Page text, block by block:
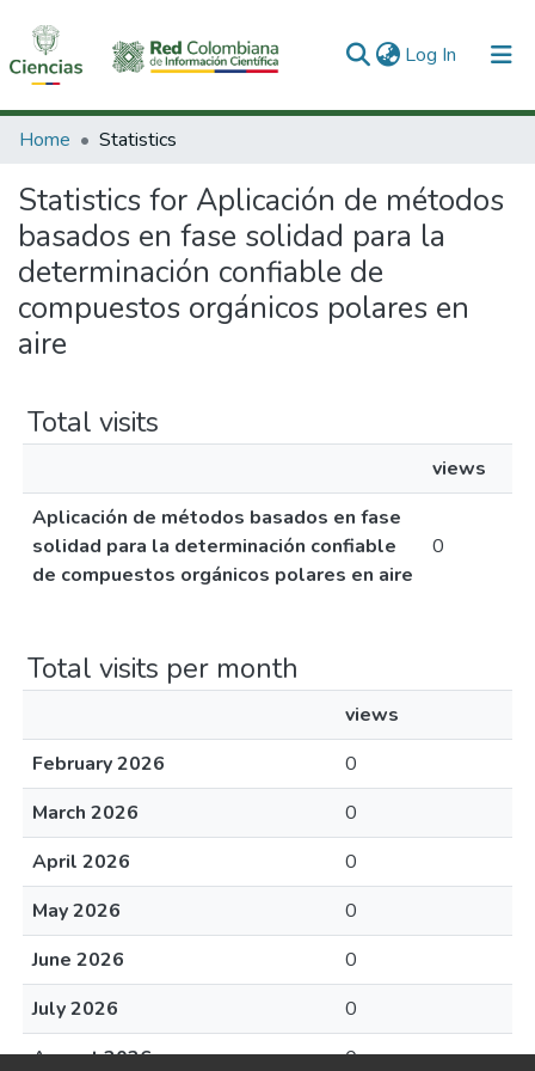
Log In (current)
Communities & Collections
All of DSpace
Home Statistics
Statistics for Aplicación de métodos
basados en fase solidad para la
determinación confiable de
compuestos orgánicos polares en
aire
Total visits
views
Aplicación de métodos basados en fase
solidad para la determinación confiable
de compuestos orgánicos polares en aire
0
Total visits per month
views
February 2026
0
March 2026
0
April 2026
0
May 2026
0
June 2026
0
July 2026
0
August 2026
0